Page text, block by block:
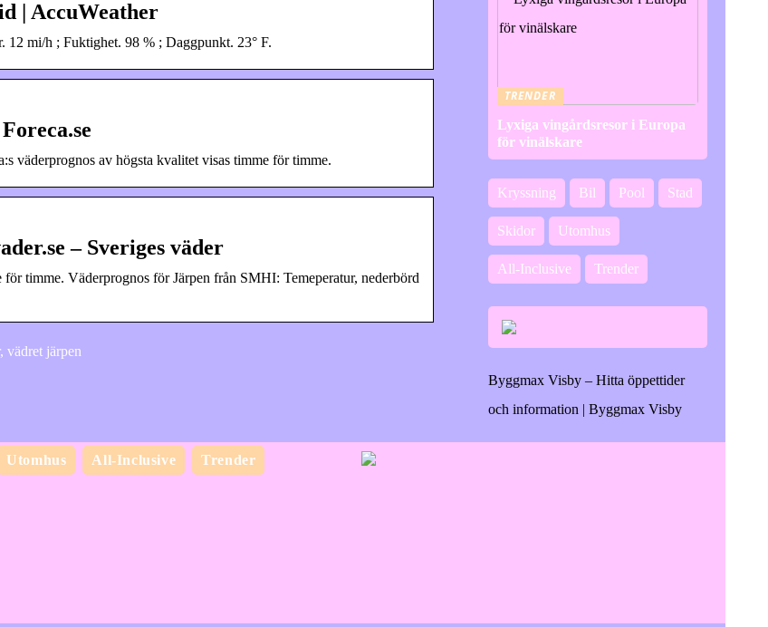
| AccuWeather
mi/h ; Fuktighet. 98 % ; Daggpunkt. 23° F.
väderprognos av högsta kvalitet visas timme för timme.
– Sveriges väder
timme. Väderprognos för Järpen från SMHI: Temeperatur, nederbörd
vädret järpen
TRENDER
Lyxiga vingårdsresor i Europa
för vinälskare
Kryssning Bil Pool Stad
Skidor Utomhus
All-Inclusive Trender
Byggmax Visby – Hitta öppettider
och information | Byggmax Visby
Utomhus All-Inclusive Trender